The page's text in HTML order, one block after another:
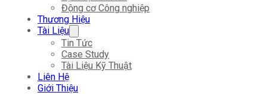
Động cơ Công nghiệp
Thương Hiệu
Tài Liệu
Tin Tức
Case Study
Tài Liệu Kỹ Thuật
Liên Hệ
Giới Thiệu